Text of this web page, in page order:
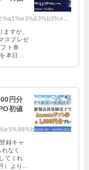
https://ipoget.com/%e3%83%95%e3%82%a1%e3%83%b3%e3%83%87%e3%82%a3%e3%83%bc%e3%...
すが、
スプレゼ
ト券
本日
円分
初値
https://ipoget.com/samurai%e8%a8%bc%e5%88%b8%e3%81%ae%e3%82%ad%e3%83%a3%e3%83...
録キャ
なく
てくれ
）よりス